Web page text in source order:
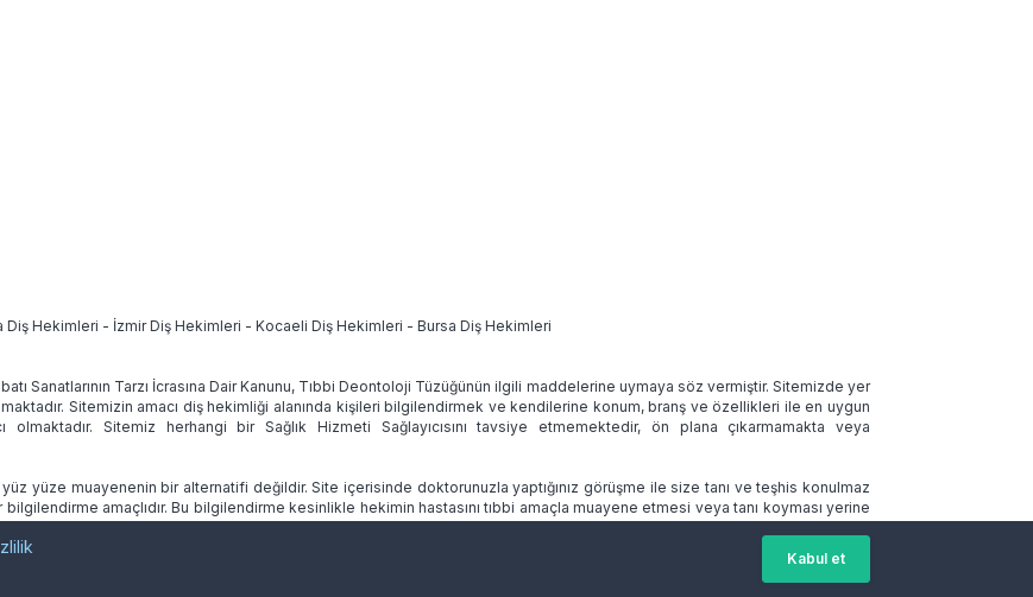
Kabul et
Diş Hekimleri - İzmir Diş Hekimleri - Kocaeli Diş Hekimleri - Bursa Diş Hekimleri
Sanatlarının Tarzı İcrasına Dair Kanunu, Tıbbi Deontoloji Tüzüğünün ilgili maddelerine uymaya söz vermiştir. Sitemizde yer
Sitemizin amacı diş hekimliği alanında kişileri bilgilendirmek ve kendilerine konum, branş ve özellikleri ile en uygun
olmaktadır. Sitemiz herhangi bir Sağlık Hizmeti Sağlayıcısını tavsiye etmemektedir, ön plana çıkarmamakta veya
yüze muayenenin bir alternatifi değildir. Site içerisinde doktorunuzla yaptığınız görüşme ile size tanı ve teşhis konulmaz
amaçlıdır. Bu bilgilendirme kesinlikle hekimin hastasını tıbbi amaçla muayene etmesi veya tanı koyması yerine